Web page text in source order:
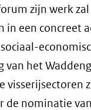
zijn werk
in een concreet
van het
visserijsectoren
de nominatie